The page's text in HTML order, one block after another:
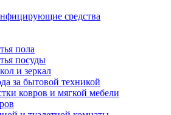
средства
пола
посуды
и зеркал
за бытовой техникой
ковров и мягкой мебели